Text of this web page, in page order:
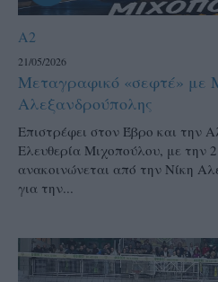
A2
21/05/2026
Μεταγραφικό «σεφτέ» με
Αλεξανδρούπολης
Επιστρέφει στον Έβρο και την
Ελευθερία Μιχοπούλου, με την
ανακοινώνεται από την Νίκη
για την...